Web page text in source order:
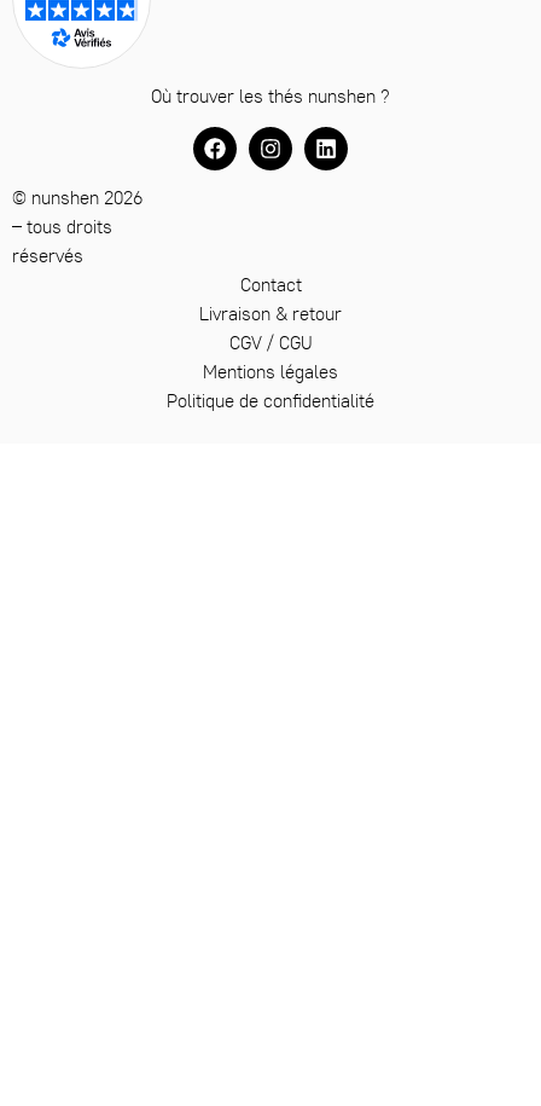
Contact
Livraison & retour
CGV / CGU
Mentions légales
Politique de confidentialité
Où trouver les thés nunshen ?
© nunshen 2026
– tous droits
réservés